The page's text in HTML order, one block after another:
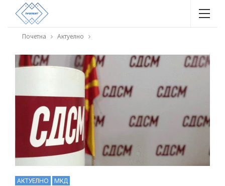
Почетна Актуелно
АКТУЕЛНО МКД